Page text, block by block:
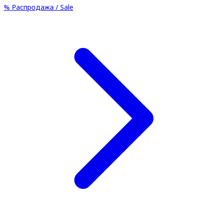
% Распродажа / Sale